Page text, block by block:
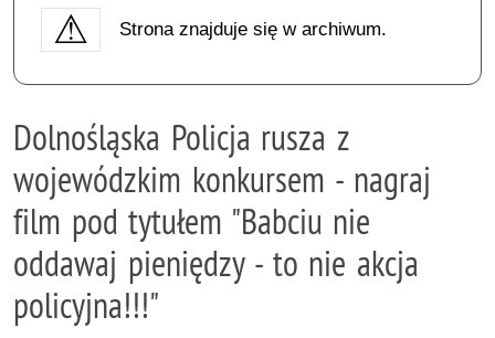
Strona znajduje się w archiwum.
Dolnośląska Policja rusza z
wojewódzkim konkursem - nagraj
film pod tytułem "Babciu nie
oddawaj pieniędzy - to nie akcja
policyjna!!!"